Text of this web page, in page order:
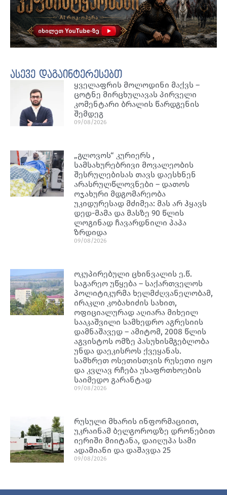
ასევე დაგაინტერესებთ
ყველაფრის მოლოდინი მაქვს –
ცოტნე მირცხულავას პირველი
კომენტარი ბრალის წარდგენის
შემდეგ
09/08/2026
„გლოვოს“ კურიერს ,
სამსახურებრივი მოვალეობის
შესრულებისას თავს დაესხნენ
არასრულწლოვნები – დათოს
ოჯახური მდგომარეობა
უკიდურესად მძიმეა: მას არ ჰყავს
დედ-მამა და მასზე 90 წლის
ლოგინად ჩავარდნილი პაპა
ზრდიდა
09/08/2026
ოკუპირებული ცხინვალის ე.წ.
საგარეო უწყება – საქართველოს
პოლიტიკურმა ხელმძღვანელობამ,
ირაკლი კობახიძის სახით,
ოფიციალურად აღიარა მიხეილ
სააკაშვილი სამხედრო აგრესიის
დამნაშავედ – ამიტომ, 2008 წლის
აგვისტოს ომზე პასუხისმგებლობა
უნდა დაეკისროს ქვეყანას.
სამხრეთ ოსეთისთვის რუსეთი იყო
და კვლავ რჩება უსაფრთხოების
საიმედო გარანტად
09/08/2026
რუსული მხარის ინფორმაციით,
უკრაინამ ბელგოროდზე დრონებით
იერიში მიიტანა, დაიღუპა სამი
ადამიანი და დაშავდა 25
09/08/2026